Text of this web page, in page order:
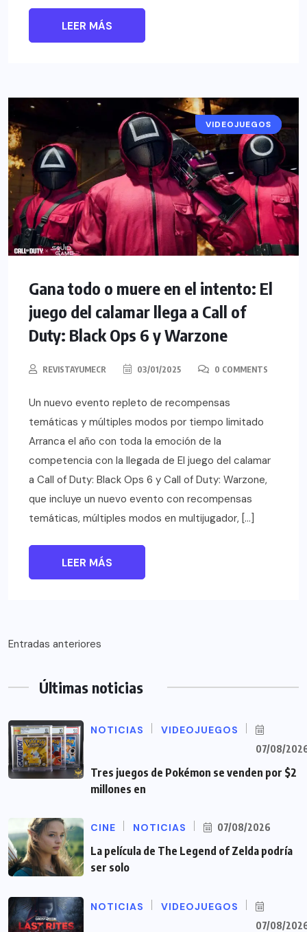
LEER MÁS
NOTICIAS
VIDEOJUEGOS
Gana todo o muere en el intento: El
juego del calamar llega a Call of
Duty: Black Ops 6 y Warzone
REVISTAYUMECR 03/01/2025 0 COMMENTS
Un nuevo evento repleto de recompensas
temáticas y múltiples modos por tiempo limitado
Arranca el año con toda la emoción de la
competencia con la llegada de El juego del calamar
a Call of Duty: Black Ops 6 y Call of Duty: Warzone,
que incluye un nuevo evento con recompensas
temáticas, múltiples modos en multijugador, […]
LEER MÁS
Navegación
entradas
Entradas anteriores
Últimas noticias
NOTICIAS VIDEOJUEGOS
07/08/
Tres juegos de Pokémon se venden por $2
millones en
CINE NOTICIAS 07/08/2026
La película de The Legend of Zelda podría
ser solo
NOTICIAS VIDEOJUEGOS
07/08/